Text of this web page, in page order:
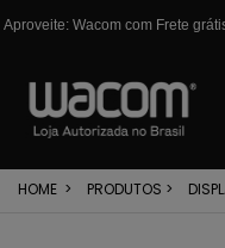
Aproveite: Wacom com Frete
HOME > PRODUTOS >